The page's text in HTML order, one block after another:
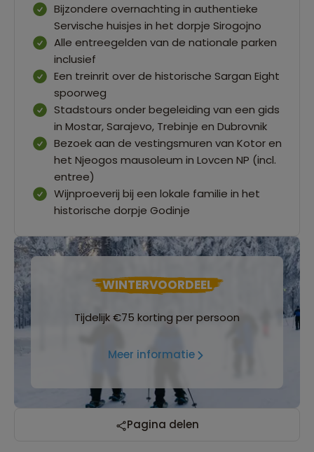
Bijzondere overnachting in authentieke
Servische huisjes in het dorpje Sirogojno
Alle entreegelden van de nationale parken
inclusief
Een treinrit over de historische Sargan Eight
spoorweg
Stadstours onder begeleiding van een gids
in Mostar, Sarajevo, Trebinje en Dubrovnik
Bezoek aan de vestingsmuren van Kotor en
het Njeogos mausoleum in Lovcen NP (incl.
entree)
Wijnproeverij bij een lokale familie in het
historische dorpje Godinje
WINTERVOORDEEL
Tijdelijk €75 korting per persoon
Meer informatie
Pagina delen